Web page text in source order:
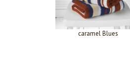
caramel Blues